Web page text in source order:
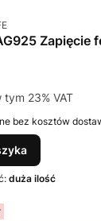
Zapięcie
tym %s VAT
tym 23%VAT
bez kosztów
duża ilość